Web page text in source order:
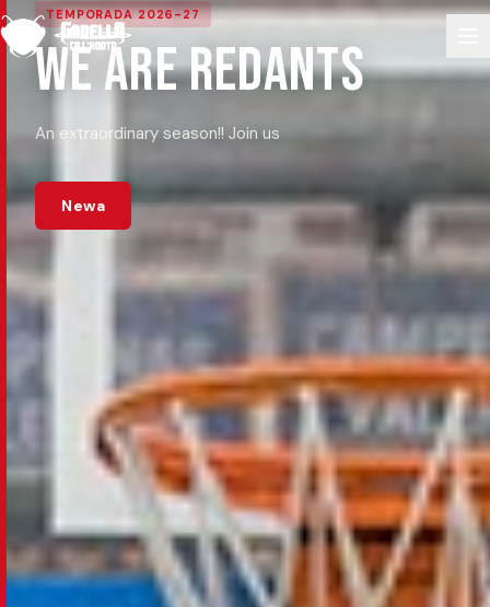
TEMPORADA 2026-27
WE ARE REDANTS
An extraordinary season!! Join us
Newa